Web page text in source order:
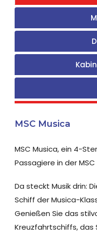
MSC Musica
MSC Musica, ein 4-
Passagiere in der MSC
Da steckt Musik drin:
Schiff der Musica-
Genießen Sie das
Kreuzfahrtschiffs, das